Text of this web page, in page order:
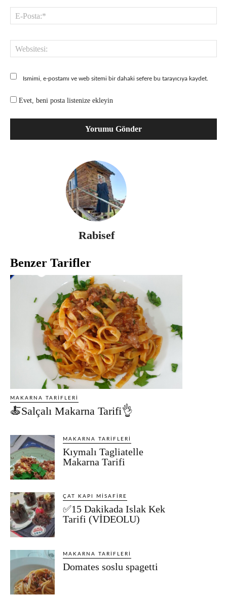
Ismimi, e-postamı ve web sitemi bir dahaki sefere bu tarayıcıya kaydet.
Evet, beni posta listenize ekleyin
Rabisef
Benzer Tarifler
MAKARNA TARIFLERI
🍝Salçalı Makarna Tarifi👌
MAKARNA TARIFLERI
Kıymalı Tagliatelle
Makarna Tarifi
ÇAT KAPI MISAFIRE
✅15 Dakikada Islak Kek
Tarifi (VİDEOLU)
MAKARNA TARIFLERI
Domates soslu spagetti